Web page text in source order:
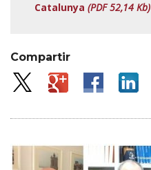
Catalunya (PDF 52,14 Kb)
Compartir